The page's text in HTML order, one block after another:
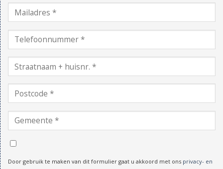
Door gebruik te maken van dit formulier gaat u akkoord met ons privacy- en